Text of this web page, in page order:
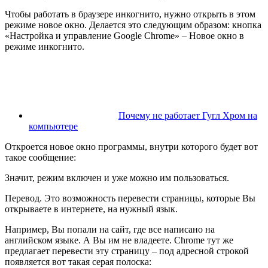
Чтобы работать в браузере инкогнито, нужно открыть в этом
режиме новое окно. Делается это следующим образом: кнопка
«Настройка и управление Google Chrome» – Новое окно в
режиме инкогнито.
Почему не работает Гугл Хром на
компьютере
Откроется новое окно программы, внутри которого будет вот
такое сообщение:
Значит, режим включен и уже можно им пользоваться.
Перевод. Это возможность перевести страницы, которые Вы
открываете в интернете, на нужный язык.
Например, Вы попали на сайт, где все написано на
английском языке. А Вы им не владеете. Chrome тут же
предлагает перевести эту страницу – под адресной строкой
появляется вот такая серая полоска: